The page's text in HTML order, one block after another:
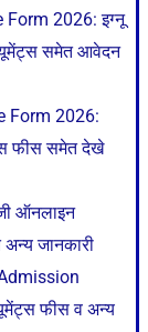
Form 2026: इग्नू
समेत आवेदन
Form 2026:
फीस समेत देखे
ऑनलाइन
जानकारी
फीस व अन्य